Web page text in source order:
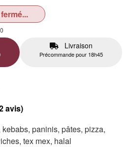
Livraison
Précommande pour 18h45
avis)
paninis, pâtes, pizza,
tex mex, halal